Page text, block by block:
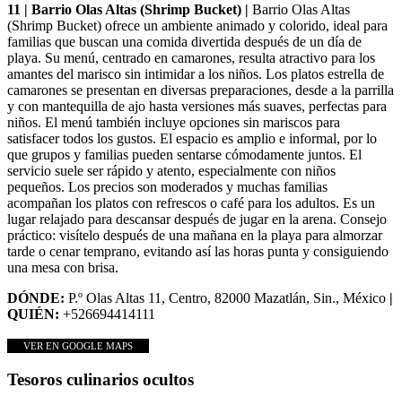
11 | Barrio Olas Altas (Shrimp Bucket) | Barrio Olas Altas
(Shrimp Bucket) ofrece un ambiente animado y colorido, ideal para
familias que buscan una comida divertida después de un día de
playa. Su menú, centrado en camarones, resulta atractivo para los
amantes del marisco sin intimidar a los niños. Los platos estrella de
camarones se presentan en diversas preparaciones, desde a la parrilla
y con mantequilla de ajo hasta versiones más suaves, perfectas para
niños. El menú también incluye opciones sin mariscos para
satisfacer todos los gustos. El espacio es amplio e informal, por lo
que grupos y familias pueden sentarse cómodamente juntos. El
servicio suele ser rápido y atento, especialmente con niños
pequeños. Los precios son moderados y muchas familias
acompañan los platos con refrescos o café para los adultos. Es un
lugar relajado para descansar después de jugar en la arena. Consejo
práctico: visítelo después de una mañana en la playa para almorzar
tarde o cenar temprano, evitando así las horas punta y consiguiendo
una mesa con brisa.
DÓNDE: P.º Olas Altas 11, Centro, 82000 Mazatlán, Sin., México |
QUIÉN: +526694414111
VER EN GOOGLE MAPS
Tesoros culinarios ocultos